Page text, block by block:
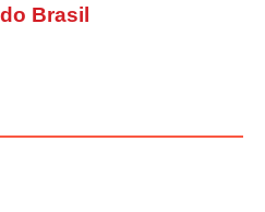
Brasil